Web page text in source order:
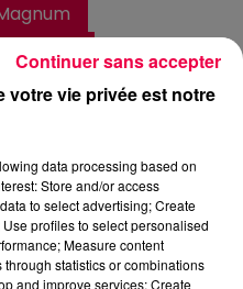
Magnum
REMPORTE SES
SPORT BOWLING A
votre vie privée est notre
data processing based on
Store and/or access
to select advertising; Create
profiles to select personalised
Measure content
statistics or combinations
and improve services; Create
Continuer sans accepter